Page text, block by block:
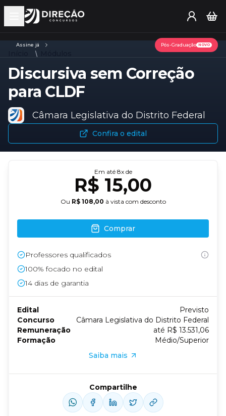
Open main menu
Assine já Pós-Graduação NOVO
Discursiva sem Correção
para CLDF
Câmara Legislativa do Distrito Federal
Confira o edital
Em até 8x de
R$ 15,00
Ou R$ 108,00 à vista com desconto
Comprar
Professores qualificados
100% focado no edital
14 dias de garantia
Edital
Previsto
Concurso
Câmara Legislativa do Distrito Federal
Remuneração
até R$ 13.531,06
Formação
Médio/Superior
Saiba mais
Compartilhe